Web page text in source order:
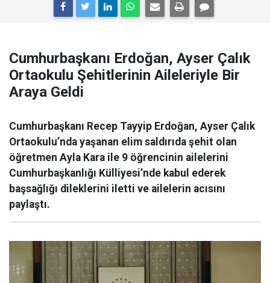
Cumhurbaşkanı Erdoğan, Ayser Çalık
Ortaokulu Şehitlerinin Aileleriyle Bir
Araya Geldi
Cumhurbaşkanı Recep Tayyip Erdoğan, Ayser Çalık
Ortaokulu’nda yaşanan elim saldırıda şehit olan
öğretmen Ayla Kara ile 9 öğrencinin ailelerini
Cumhurbaşkanlığı Külliyesi’nde kabul ederek
başsağlığı dileklerini iletti ve ailelerin acısını
paylaştı.